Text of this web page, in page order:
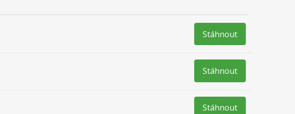
Stáhnout
Stáhnout
Stáhnout